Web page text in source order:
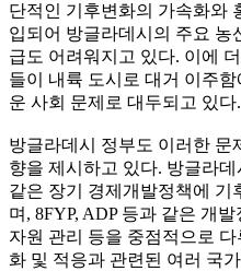
단적인 기후변화의 가속화와
입되어 방글라데시의 주요 농
급도 어려워지고 있다. 이에
들이 내륙 도시로 대거 이주
운 사회 문제로 대두되고 있다.
방글라데시 정부도 이러한 문
향을 제시하고 있다. 방글라데
같은 장기 경제개발정책에 기
며, 8FYP, ADP 등과 같은 개
자원 관리 등을 중점적으로
화 및 적응과 관련된 여러 국